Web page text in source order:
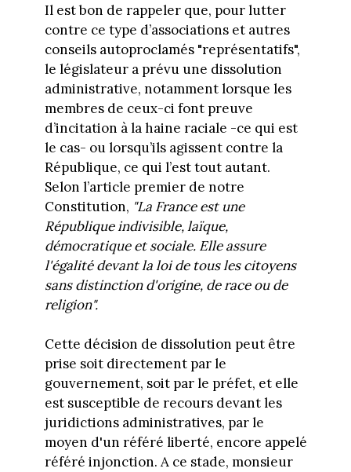
Il est bon de rappeler que, pour lutter
contre ce type d’associations et autres
conseils autoproclamés "représentatifs",
le législateur a prévu une dissolution
administrative, notamment lorsque les
membres de ceux-ci font preuve
d’incitation à la haine raciale -ce qui est
le cas- ou lorsqu’ils agissent contre la
République, ce qui l’est tout autant.
Selon l’article premier de notre
Constitution, "La France est une
République indivisible, laïque,
démocratique et sociale. Elle assure
l'égalité devant la loi de tous les citoyens
sans distinction d'origine, de race ou de
religion".
Cette décision de dissolution peut être
prise soit directement par le
gouvernement, soit par le préfet, et elle
est susceptible de recours devant les
juridictions administratives, par le
moyen d'un référé liberté, encore appelé
référé injonction. A ce stade, monsieur